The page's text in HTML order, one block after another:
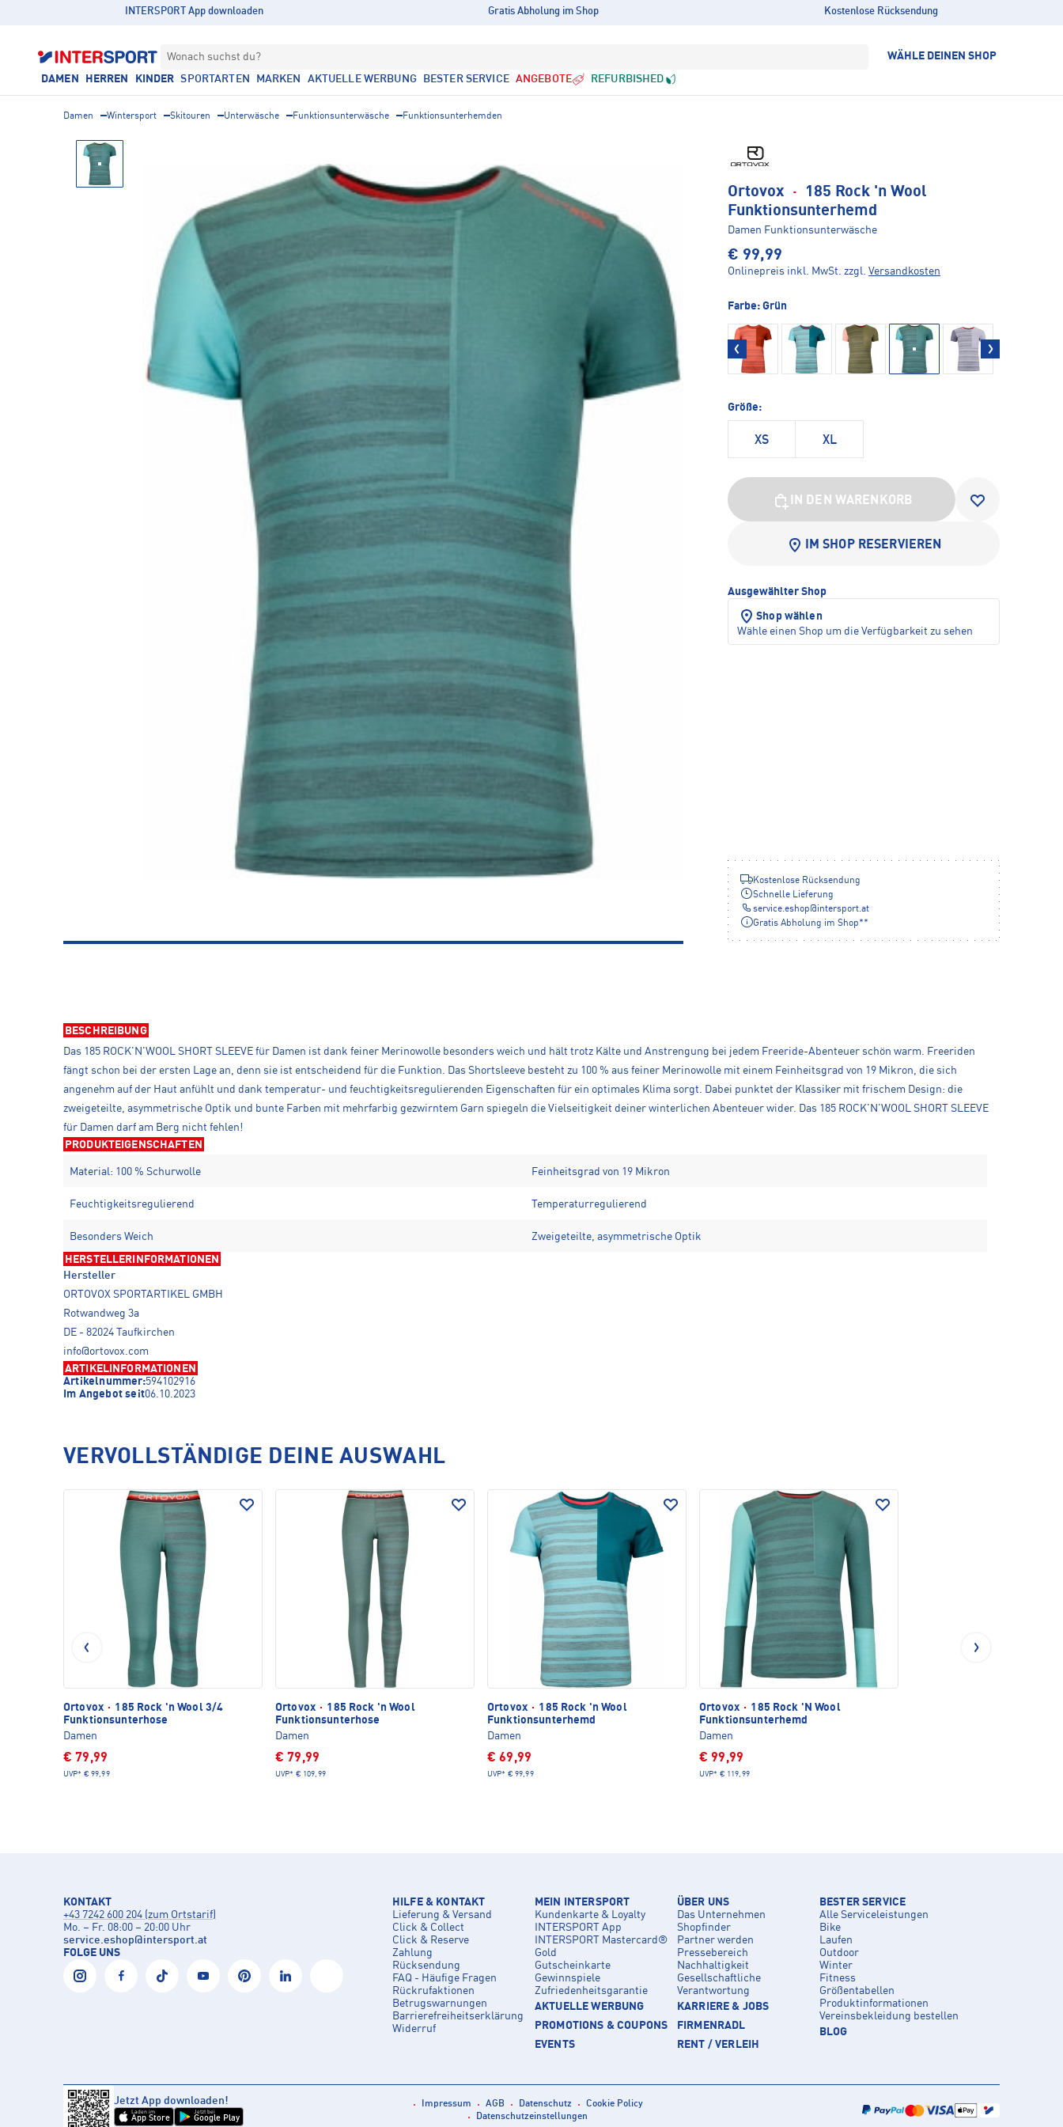
INTERSPORT App downloaden Gratis Abholung im Shop Kostenlose Rücksendung
Wonach suchst du? WÄHLE DEINEN SHOP
DAMEN HERREN KINDER SPORTARTEN MARKEN AKTUELLE WERBUNG BESTER SERVICE ANGEBOTE REFURBISHED
Damen Wintersport Skitouren Unterwäsche Funktionsunterwäsche Funktionsunterhemden
Ortovox ·
185 Rock 'n Wool
Funktionsunterhemd
Damen Funktionsunterwäsche
€ 99,99
Onlinepreis inkl. MwSt. zzgl. Versandkosten
Farbe: Grün
Größe:
XS XL
IN DEN WARENKORB
IM SHOP RESERVIEREN
Ausgewählter Shop
Shop wählen
Wähle einen Shop um die Verfügbarkeit zu sehen
Kostenlose Rücksendung
Schnelle Lieferung
service.eshop@ intersport.at
Gratis Abholung im Shop**
BESCHREIBUNG
Das 185 ROCK'N'WOOL SHORT SLEEVE für Damen ist dank feiner Merinowolle besonders weich und hält trotz Kälte und Anstrengung bei jedem Freeride-Abenteuer schön warm. Freeriden
fängt schon bei der ersten Lage an, denn sie ist entscheidend für die Funktion. Das Shortsleeve besteht zu 100 % aus feiner Merinowolle mit einem Feinheitsgrad von 19 Mikron, die sich
angenehm auf der Haut anfühlt und dank temperatur- und feuchtigkeitsregulierenden Eigenschaften für ein optimales Klima sorgt. Dabei punktet der Klassiker mit frischem Design: die
zweigeteilte, asymmetrische Optik und bunte Farben mit mehrfarbig gezwirntem Garn spiegeln die Vielseitigkeit deiner winterlichen Abenteuer wider. Das 185 ROCK'N'WOOL SHORT SLEEVE
für Damen darf am Berg nicht fehlen!
PRODUKTEIGENSCHAFTEN
Material: 100 % Schurwolle Feinheitsgrad von 19 Mikron
Feuchtigkeitsregulierend Temperaturregulierend
Besonders Weich Zweigeteilte, asymmetrische Optik
HERSTELLERINFORMATIONEN
Hersteller
ORTOVOX SPORTARTIKEL GMBH
Rotwandweg 3a
DE - 82024 Taufkirchen
info@ortovox.com
ARTIKELINFORMATIONEN
Artikelnummer:594102916
Im Angebot seit06.10.2023
VERVOLLSTÄNDIGE DEINE AUSWAHL
Ortovox · 185 Rock 'n Wool 3/4
Funktionsunterhose
Damen
€ 79,99
UVP* € 99,99
Ortovox · 185 Rock 'n Wool
Funktionsunterhose
Damen
€ 79,99
UVP* € 109,99
Ortovox · 185 Rock 'n Wool
Funktionsunterhemd
Damen
€ 69,99
UVP* € 99,99
Ortovox · 185 Rock 'N Wool
Funktionsunterhemd
Damen
€ 99,99
UVP* € 119,99
KONTAKT
+43 7242 600 204 (zum Ortstarif)
Mo. – Fr. 08:00 – 20:00 Uhr
service.eshop@intersport.at
FOLGE UNS
HILFE & KONTAKT
Lieferung & Versand
Click & Collect
Click & Reserve
Zahlung
Rücksendung
FAQ - Häufige Fragen
Rückrufaktionen
Betrugswarnungen
Barrierefreiheitserklärung
Widerruf
MEIN INTERSPORT
Kundenkarte & Loyalty
INTERSPORT App
INTERSPORT Mastercard®
Gold
Gutscheinkarte
Gewinnspiele
Zufriedenheitsgarantie
AKTUELLE WERBUNG
PROMOTIONS & COUPONS
EVENTS
ÜBER UNS
Das Unternehmen
Shopfinder
Partner werden
Pressebereich
Nachhaltigkeit
Gesellschaftliche
Verantwortung
KARRIERE & JOBS
FIRMENRADL
RENT / VERLEIH
BESTER SERVICE
Alle Serviceleistungen
Bike
Laufen
Outdoor
Winter
Fitness
Größentabellen
Produktinformationen
Vereinsbekleidung bestellen
BLOG
Jetzt App downloaden!
Laden im
App Store
Jetzt bei
Google Play
Impressum AGB Datenschutz
Cookie Policy
Datenschutzeinstellungen